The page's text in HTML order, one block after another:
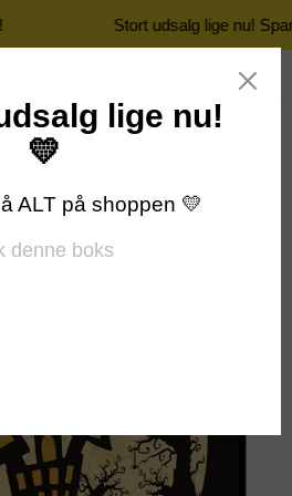
Stort udsalg lige nu!